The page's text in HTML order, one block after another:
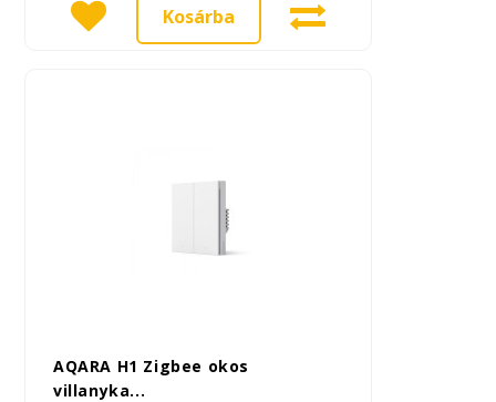
Kosárba
AQARA H1 Zigbee okos
villanyka...